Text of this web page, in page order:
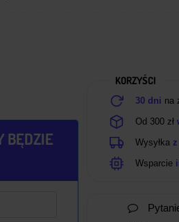
BĘDZIE
KORZYŚCI
30 dni na
Od 300 zł
Wysyłka
Wsparcie